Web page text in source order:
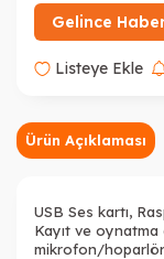
Gelince
Listeye Ekle
Ürün Açıklaması
USB Ses kartı,
Kayıt ve
mikrofon/hoparlör